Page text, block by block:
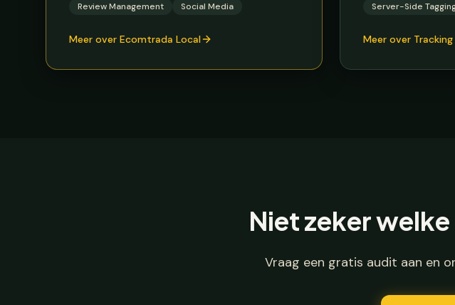
Review Management
Social Media
Meer over Ecomtrada Local
Server-Side
Meer over
Niet zeker
Vraag een gratis audit aan en